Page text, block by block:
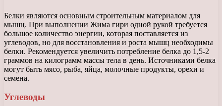
Белки являются основным строительным материалом для
мышц. При выполнении Жима гири одной рукой требуется
большое количество энергии, которая поставляется из
углеводов, но для восстановления и роста мышц необходимы
белки. Рекомендуется увеличить потребление белка до 1,5-2
граммов на килограмм массы тела в день. Источниками белка
могут быть мясо, рыба, яйца, молочные продукты, орехи и
семена.
Углеводы